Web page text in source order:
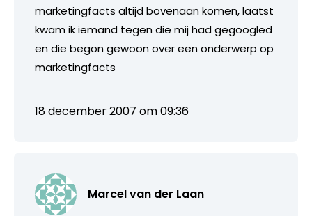
marketingfacts altijd bovenaan komen, laatst
kwam ik iemand tegen die mij had gegoogled
en die begon gewoon over een onderwerp op
marketingfacts
18 december 2007 om 09:36
Marcel van der Laan